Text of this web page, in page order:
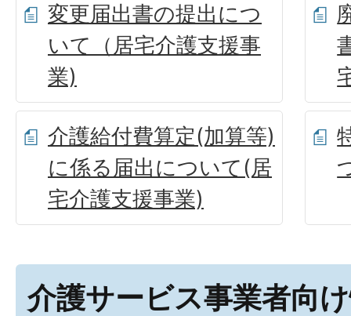
変更届出書の提出につ
いて（居宅介護支援事
業)
介護給付費算定(加算等)
に係る届出について(居
宅介護支援事業)
介護サービス事業者向